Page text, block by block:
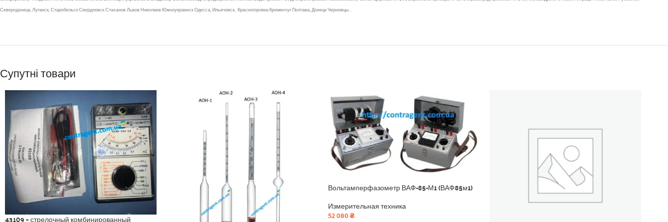
Северодонецк, Луганск, Старобельск Свердловск Стаханов Львов Николаев Южноукраинск Одесса, Ильичевск, Красногоровка Кременчуг Полтава, Донецк Черновцы…
Супутні товари
43109 – стрелочный комбинированный
Вольтамперфазометр ВАФ-85-М1 (ВАФ85м1)
Измерительная техника
52 080₴